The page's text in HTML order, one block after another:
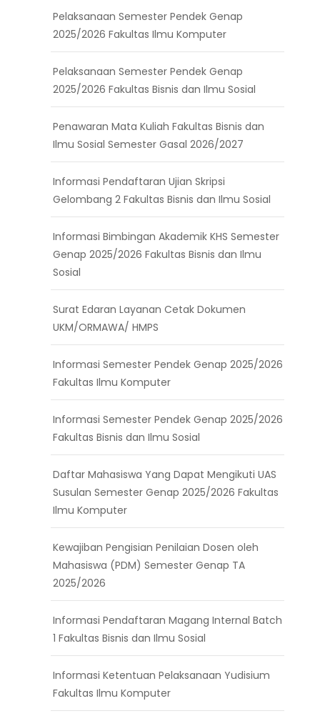
Pelaksanaan Semester Pendek Genap
2025/2026 Fakultas Ilmu Komputer
Pelaksanaan Semester Pendek Genap
2025/2026 Fakultas Bisnis dan Ilmu Sosial
Penawaran Mata Kuliah Fakultas Bisnis dan
Ilmu Sosial Semester Gasal 2026/2027
Informasi Pendaftaran Ujian Skripsi
Gelombang 2 Fakultas Bisnis dan Ilmu Sosial
Informasi Bimbingan Akademik KHS Semester
Genap 2025/2026 Fakultas Bisnis dan Ilmu
Sosial
Surat Edaran Layanan Cetak Dokumen
UKM/ORMAWA/ HMPS
Informasi Semester Pendek Genap 2025/2026
Fakultas Ilmu Komputer
Informasi Semester Pendek Genap 2025/2026
Fakultas Bisnis dan Ilmu Sosial
Daftar Mahasiswa Yang Dapat Mengikuti UAS
Susulan Semester Genap 2025/2026 Fakultas
Ilmu Komputer
Kewajiban Pengisian Penilaian Dosen oleh
Mahasiswa (PDM) Semester Genap TA
2025/2026
Informasi Pendaftaran Magang Internal Batch
1 Fakultas Bisnis dan Ilmu Sosial
Informasi Ketentuan Pelaksanaan Yudisium
Fakultas Ilmu Komputer